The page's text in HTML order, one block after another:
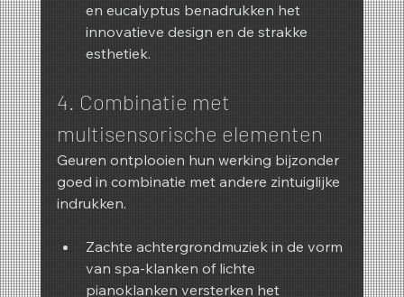
en eucalyptus benadrukken het
innovatieve design en de strakke
esthetiek.
4. Combinatie met
multisensorische elementen
Geuren ontplooien hun werking bijzonder
goed in combinatie met andere zintuiglijke
indrukken.
Zachte achtergrondmuziek in de vorm
van spa-klanken of lichte
pianoklanken versterken het